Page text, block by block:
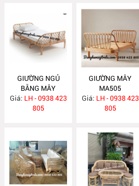
GIƯỜNG NGỦ
BẰNG MÂY
MA506
Giá: LH - 0938 423
805
GIƯỜNG MÂY
MA505
Giá: LH - 0938 423
805